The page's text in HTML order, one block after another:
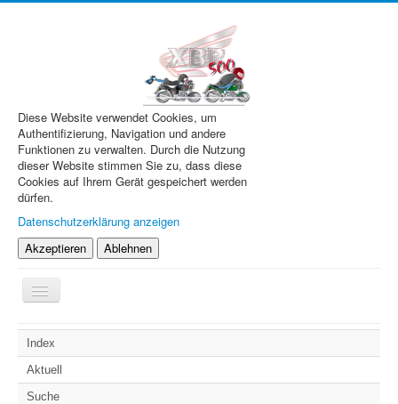
Diese Website verwendet Cookies, um
Authentifizierung, Navigation und andere
Funktionen zu verwalten. Durch die Nutzung
dieser Website stimmen Sie zu, dass diese
Cookies auf Ihrem Gerät gespeichert werden
dürfen.
Datenschutzerklärung anzeigen
Akzeptieren
Ablehnen
Navigation
an/aus
XBR.de
Technik
Forum
Index
Aktuell
Suche